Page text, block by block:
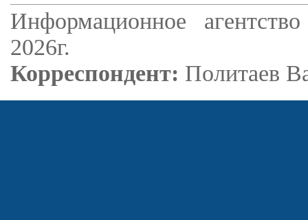
Информационное
2026г.
Корреспондент: Политаев